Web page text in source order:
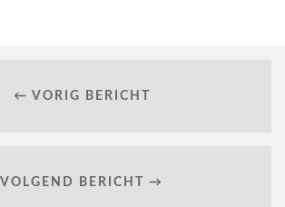
← VORIG BERICHT
VOLGEND BERICHT →